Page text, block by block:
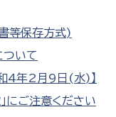
等保存方式)
ついて
4年2月9日(水)】
にご注意ください